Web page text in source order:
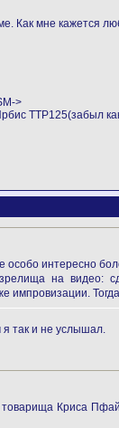
мне кажется
>
ТТР125(забыл
интересно
на видео:
импровизации.
я так и не услышал.
Криса